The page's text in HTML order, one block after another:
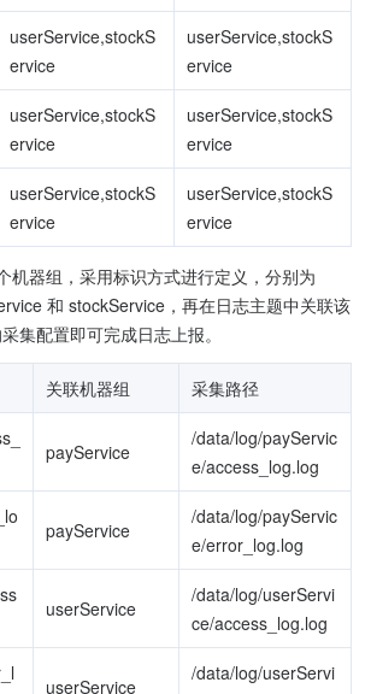
userService,stockS
ervice
userService,stockS
ervice
userService,stockS
ervice
userService,stockS
ervice
userService,stockS
ervice
userService,stockS
ervice
机器组，采用标识方式进行定义，分别为
和 stockService，再在日志主题中关联该
集配置即可完成日志上报。
关联机器组 采集路径
payService
/data/log/payServic
e/access_log.log
payService
/data/log/payServic
e/error_log.log
userService
/data/log/userServi
ce/access_log.log
userService
/data/log/userServi